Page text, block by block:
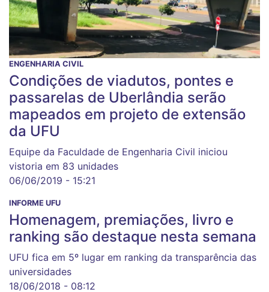
ENGENHARIA CIVIL
Condições de viadutos, pontes e
passarelas de Uberlândia serão
mapeados em projeto de extensão
da UFU
Equipe da Faculdade de Engenharia Civil iniciou
vistoria em 83 unidades
06/06/2019 - 15:21
INFORME UFU
Homenagem, premiações, livro e
ranking são destaque nesta semana
UFU fica em 5º lugar em ranking da transparência das
universidades
18/06/2018 - 08:12